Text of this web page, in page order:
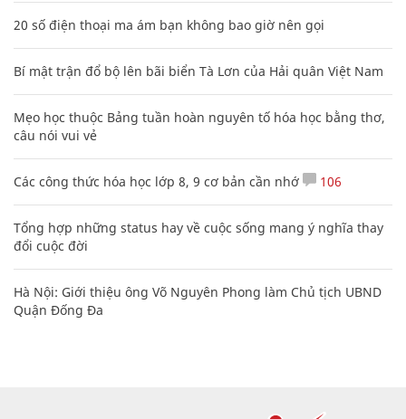
20 số điện thoại ma ám bạn không bao giờ nên gọi
Bí mật trận đổ bộ lên bãi biển Tà Lơn của Hải quân Việt Nam
Mẹo học thuộc Bảng tuần hoàn nguyên tố hóa học bằng thơ,
câu nói vui vẻ
Các công thức hóa học lớp 8, 9 cơ bản cần nhớ 106
Tổng hợp những status hay về cuộc sống mang ý nghĩa thay
đổi cuộc đời
Hà Nội: Giới thiệu ông Võ Nguyên Phong làm Chủ tịch UBND
Quận Đống Đa